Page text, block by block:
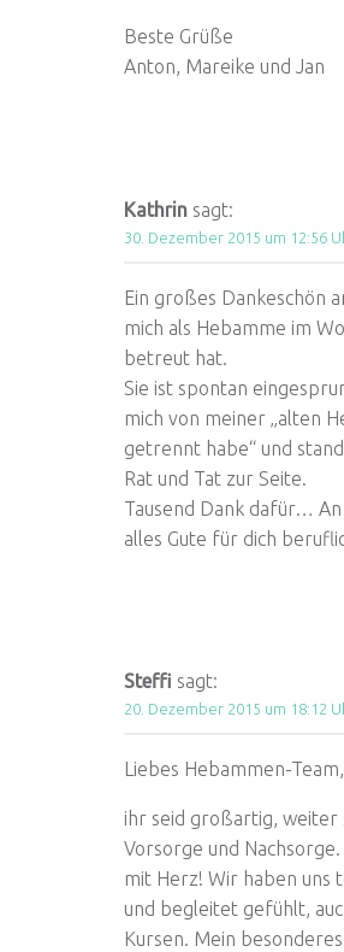
Beste Grüße
Anton, Mareike und Jan
Kathrin sagt:
30. Dezember 2015 um 12:56
Ein großes Dankeschön
mich als Hebamme im
betreut hat.
Sie ist spontan
mich von meiner „alten
getrennt habe“ und
Rat und Tat zur Seite.
Tausend Dank dafür…
alles Gute für dich
Steffi sagt:
20. Dezember 2015 um 18:12
Liebes Hebammen-Team,
ihr seid großartig, weiter
Vorsorge und
mit Herz! Wir haben uns
und begleitet gefühlt,
Kursen. Mein